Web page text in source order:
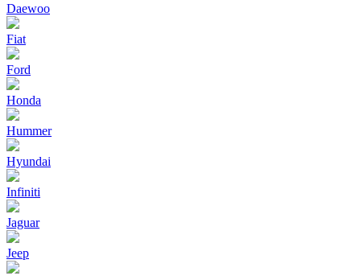
Daewoo
Fiat
Ford
Honda
Hummer
Hyundai
Infiniti
Jaguar
Jeep